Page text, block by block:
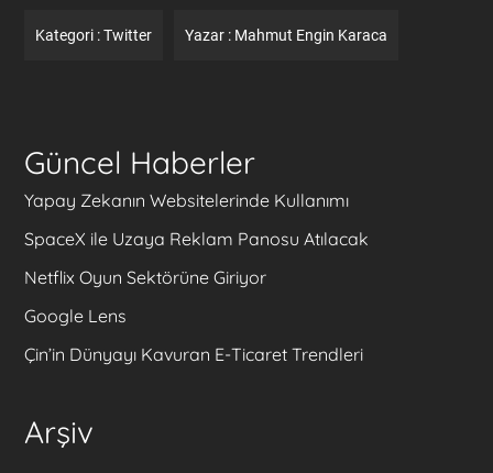
Kategori :Twitter Yazar : Mahmut Engin Karaca
Güncel Haberler
Yapay Zekanın Websitelerinde Kullanımı
SpaceX ile Uzaya Reklam Panosu Atılacak
Netflix Oyun Sektörüne Giriyor
Google Lens
Çin’in Dünyayı Kavuran E-Ticaret Trendleri
Arşiv